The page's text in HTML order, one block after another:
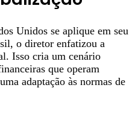
Unidos se aplique em seu
o diretor enfatizou a
Isso cria um cenário
que operam
adaptação às normas de